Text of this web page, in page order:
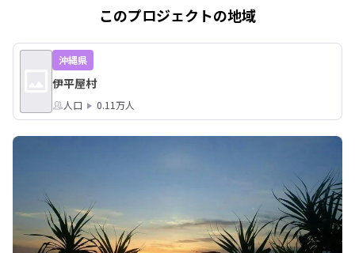
このプロジェクトの地域
沖縄県
伊平屋村
人口 0.11万人